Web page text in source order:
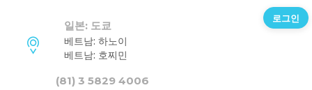
일본: 도쿄
베트남: 하노이
베트남: 호찌민
(81) 3 5829 4006
로그인